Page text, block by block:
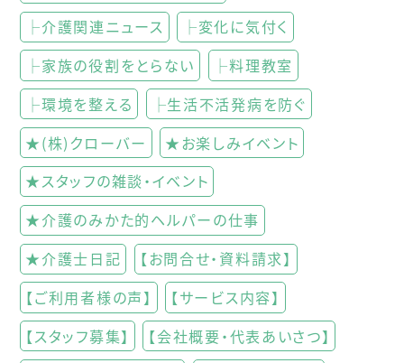
├介護関連ニュース
├変化に気付く
├家族の役割をとらない
├料理教室
├環境を整える
├生活不活発病を防ぐ
★(株)クローバー
★お楽しみイベント
★スタッフの雑談・イベント
★介護のみかた的ヘルパーの仕事
★介護士日記
【お問合せ・資料請求】
【ご利用者様の声】
【サービス内容】
【スタッフ募集】
【会社概要・代表あいさつ】